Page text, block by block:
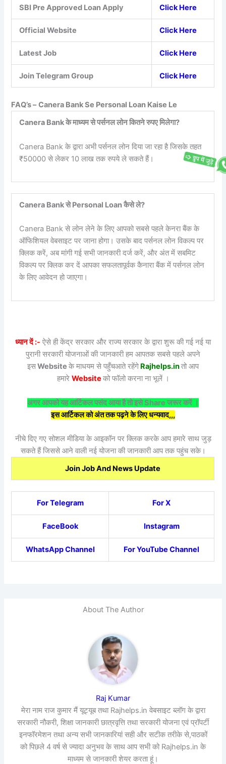
SBI Pre Approved Loan Apply Click Here
Official Website Click Here
Latest Job Click Here
Join Telegram Group Click Here
FAQ’s – Canera Bank Se Personal Loan Kaise Le
Canera Bank के माध्यम से पर्सनल लोन कितने रुपए मिलेगा?
Canera Bank के द्वारा अभी पर्सनल लोन दिया जा रहा है जिसके तहत
₹50000 से लेकर 10 लाख तक रुपये ले सकते हैं।
Canera Bank से Personal Loan कैसे ले?
Canera Bank से लोन लेने के लिए आपको सबसे पहले केनरा बैंक के
ऑफिशियल वेबसाइट पर जाना होगा। उसके बाद पर्सनल लोन विकल्प पर
क्लिक करें, अब मांगी गई सभी जानकारी दर्ज करें, और अंत में सबमिट
विकल्प पर क्लिक कर दें आपका सफलतापूर्वक कैनारा बैंक में पर्सनल लोन
के लिए आवेदन हो जाएगा।
ध्यान दें :- ऐसे ही केंद्र सरकार और राज्य सरकार के द्वारा शुरू की गई नई या
पुरानी सरकारी योजनाओं की जानकारी हम आपतक सबसे पहले अपने
इसWebsite के माधयम से पहुँचआते रहेंगे Rajhelps.inतो आप
हमारे Website को फॉलो करना ना भूलें ।
अगर आपको यह आर्टिकल पसंद आया है तो इसे Share जरूर करें ।
इस आर्टिकल को अंत तक पढ़ने के लिए धन्यवाद,,,
नीचे दिए गए सोशल मीडिया के आइकॉन पर क्लिक करके आप हमारे साथ जुड़
सकते हैं जिससे आने वाली नई योजना की जानकारी आप तक पहुंच सके।
Join Job And News Update
For Telegram For X
FaceBook Instagram
WhatsApp Channel For YouTube Channel
About The Author
Raj Kumar
मेरा नाम राज कुमार मैं यूट्यूब तथा Rajhelps.in वेबसाइट ब्लॉग के द्वारा
सरकारी नौकरी, शिक्षा जानकारी छात्रवृत्ति तथा सरकारी योजना एवं प्रॉपर्टी
इनफॉरमेशन तथा अन्य सभी जानकारियां सही और सटीक तरीके से,पाठकों
को पिछले 4 वर्ष से ज्यादा अनुभव के साथ आप सभी को Rajhelps.in के
माध्यम से जानकारी शेयर करता हूं।